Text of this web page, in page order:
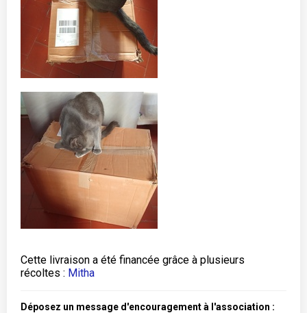
Cette livraison a été financée grâce à plusieurs
récoltes : Mitha
Déposez un message d'encouragement à l'association :